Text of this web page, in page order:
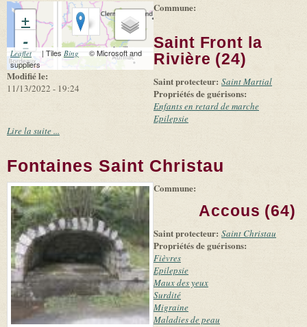
+
-
Leaflet(link is external)
| Tiles Bing (link is external)
© Microsoft and
suppliers
Modifié le:
11/13/2022 - 19:24
Commune:
Saint Front la
Rivière (24)
Saint protecteur: Saint Martial
Propriétés de guérisons:
Enfants en retard de marche
Epilepsie
Lire la suite ...
Fontaines Saint Christau
Leaflet (link is
|
Tiles
(link is
external)
Microsoft
and
suppliers
Commune:
Accous (64)
Saint protecteur: Saint Christau
Propriétés de guérisons:
Fièvres
Epilepsie
Maux des yeux
Surdité
Migraine
Maladies de peau